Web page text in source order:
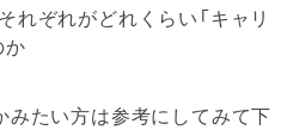
れぞれがどれくらい「キャリ
か
たい方は参考にしてみて下